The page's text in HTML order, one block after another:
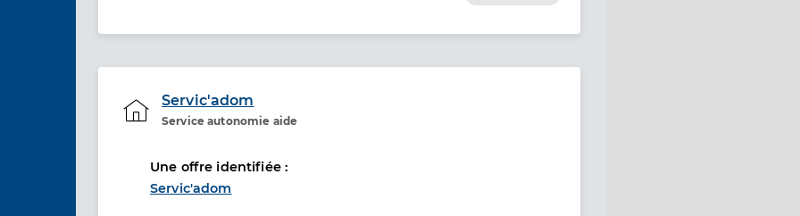
Servic'adom
Service autonomie aide
Etablissement de soins
Une offre identifiée :
Servic'adom